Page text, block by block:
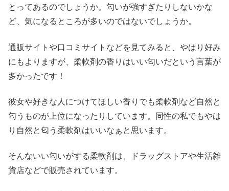
とってあるのでしょうか。匂いが強すぎたりしないかな
ど、気になるところが多いのではないでしょうか。
通販サイトや口コミサイトなどを見てみると、やはり好み
にもよりますが、 柔軟剤の香りはいい匂いだという言葉が
多かったです！
彼女や好きな人につけてほしい香りでも柔軟剤など自然と
匂うものが上位になったりしています。同性の私でもやは
り自然と匂う柔軟剤はいいなぁと思います。
そんないい匂いがする柔軟剤は、ドラッグストアや生活雑
貨店などで販売されています。